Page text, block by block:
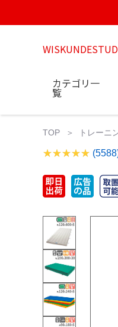
カテゴリ一
覧
TOP トレーニ